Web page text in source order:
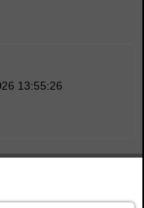
13:55:26